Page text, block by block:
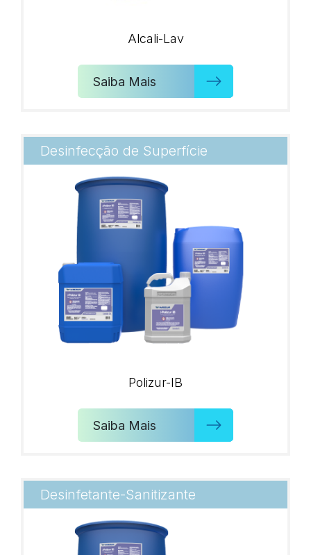
Alcali-Lav
Saiba Mais
Desinfecção de Superfície
Polizur-IB
Saiba Mais
Desinfetante-Sanitizante